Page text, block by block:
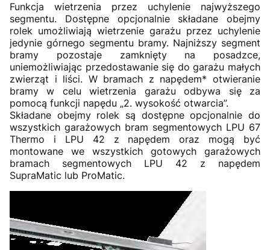
Funkcja wietrzenia przez uchylenie najwyższego
segmentu. Dostępne opcjonalnie składane obejmy
rolek umożliwiają wietrzenie garażu przez uchylenie
jedynie górnego segmentu bramy. Najniższy segment
bramy pozostaje zamknięty na posadzce,
uniemożliwiając przedostawanie się do garażu małych
zwierząt i liści. W bramach z napędem* otwieranie
bramy w celu wietrzenia garażu odbywa się za
pomocą funkcji napędu „2. wysokość otwarcia”.
Składane obejmy rolek są dostępne opcjonalnie do
wszystkich garażowych bram segmentowych LPU 67
Thermo i LPU 42 z napędem oraz mogą być
montowane we wszystkich gotowych garażowych
bramach segmentowych LPU 42 z napędem
SupraMatic lub ProMatic.